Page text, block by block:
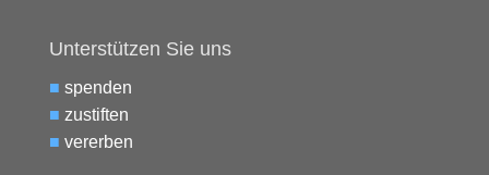
Unterstützen Sie uns
■ spenden
■ zustiften
■ vererben